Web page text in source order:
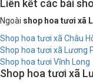
Liên kết các bài
Ngoài shop hoa tươi xã
Shop hoa tươi xã Châu
Shop hoa tươi xã Lương
Shop hoa tươi Vĩnh Long
Shop hoa tươi xã